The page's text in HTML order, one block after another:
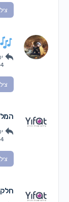
4 חברות
4 חברות